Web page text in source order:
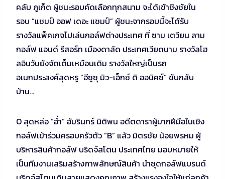
คลับ ภูเก็ต ผู้ชนะรอบคัดเลือกทุกสนาม จะได้เข้าชิงชัยใน
รอบ ”แชมป์ ออฟ เดอะ แชมป์” ผู้ชนะจากรอบนี้จะได้รับ
รางวัลแพ็คเกจไปเล่นกอล์ฟต่างประเทศ ที่ ซาม เตวียน ลาม
กอล์ฟ แอนด์ รีสอร์ท เมืองดาลัด ประเทศเวียดนาม รางวัลโฮ
ลอินวันยังจัดเต็มเหมือนเดิม รางวัลใหญ่เป็นรถ
อเนกประสงค์สุดหรู ”อีซูซุ มิว-เอ็กซ์ ดิ ออนิคซ์” ขับกลับ
บ้าน…
O สุดหล่อ ”อ่ำ” อัมรินทร์ นิติพน อดีตดาราผู้มากฝีมือในเชิง
กอล์ฟเข้าร่วมครอบครัวตัว ”B” แล้ว มิตรชัย น้อยพรหม ผู้
บริหารสินค้ากอล์ฟ บริดจ์สโตน ประเทศไทย มอบหมายให้
เป็นทีมงานเสริมสร้างภาพลักษณ์สินค้า นำชุดกอล์ฟแบรนด์